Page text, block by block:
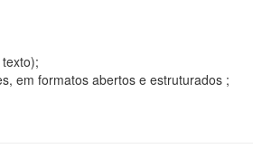
em formatos abertos e estruturados ;